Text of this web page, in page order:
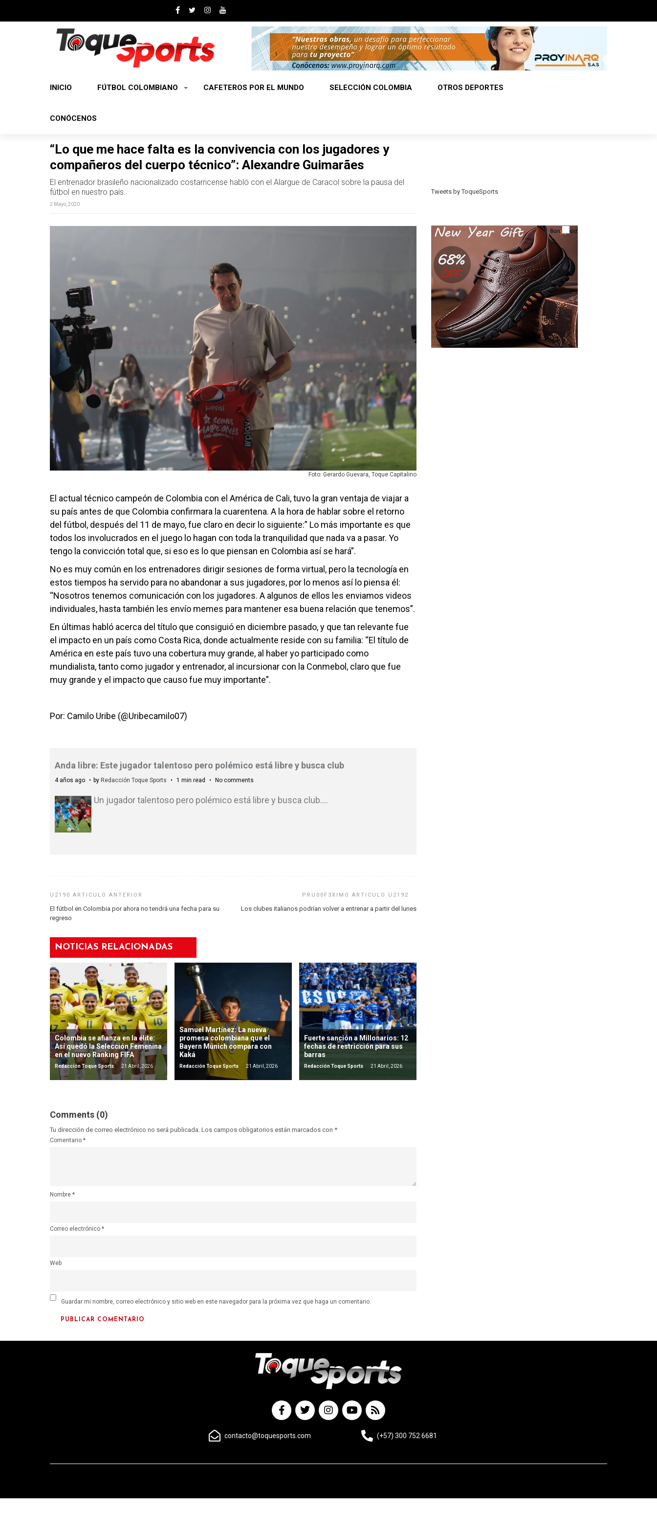
INICIO FÚTBOL COLOMBIANO CAFETEROS POR EL MUNDO SELECCIÓN COLOMBIA OTROS DEPORTES
CONÓCENOS
“Lo que me hace falta es la convivencia con los jugadores y
compañeros del cuerpo técnico”: Alexandre Guimarães
El entrenador brasileño nacionalizado costarricense habló con el Alargue de Caracol sobre la pausa del
fútbol en nuestro país.
2 Mayo, 2020
Foto: Gerardo Guevara, Toque Capitalino
El actual técnico campeón de Colombia con el América de Cali, tuvo la gran ventaja de viajar a
su país antes de que Colombia confirmara la cuarentena. A la hora de hablar sobre el retorno
del fútbol, después del 11 de mayo, fue claro en decir lo siguiente:” Lo más importante es que
todos los involucrados en el juego lo hagan con toda la tranquilidad que nada va a pasar. Yo
tengo la convicción total que, si eso es lo que piensan en Colombia así se hará”.
No es muy común en los entrenadores dirigir sesiones de forma virtual, pero la tecnología en
estos tiempos ha servido para no abandonar a sus jugadores, por lo menos así lo piensa él:
“Nosotros tenemos comunicación con los jugadores. A algunos de ellos les enviamos videos
individuales, hasta también les envío memes para mantener esa buena relación que tenemos”.
En últimas habló acerca del título que consiguió en diciembre pasado, y que tan relevante fue
el impacto en un país como Costa Rica, donde actualmente reside con su familia: “El título de
América en este país tuvo una cobertura muy grande, al haber yo participado como
mundialista, tanto como jugador y entrenador, al incursionar con la Conmebol, claro que fue
muy grande y el impacto que causo fue muy importante”.
Por: Camilo Uribe (@Uribecamilo07)
Anda libre: Este jugador talentoso pero polémico está libre y busca club
4 años ago by Redacción Toque Sports 1 min read No comments
Un jugador talentoso pero polémico está libre y busca club.…
El fútbol en Colombia por ahora no tendrá una fecha para su
regreso
Los clubes italianos podrían volver a entrenar a partir del lunes
NOTICIAS RELACIONADAS
Colombia se afianza en la élite:
Así quedó la Selección Femenina
en el nuevo Ranking FIFA
Redacción Toque Sports 21 Abril, 2026
Samuel Martínez: La nueva
promesa colombiana que el
Bayern Múnich compara con
Kaká
Redacción Toque Sports 21 Abril, 2026
Fuerte sanción a Millonarios: 12
fechas de restricción para sus
barras
Redacción Toque Sports 21 Abril, 2026
Comments (0)
Tu dirección de correo electrónico no será publicada. Los campos obligatorios están marcados con *
Comentario *
Nombre *
Correo electrónico *
Web
Guardar mi nombre, correo electrónico y sitio web en este navegador para la próxima vez que haga un comentario.
Tweets by ToqueSports
contacto@toquesports.com (+57) 300 752 6681